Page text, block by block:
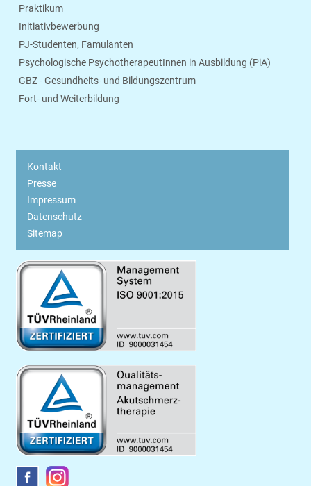
Praktikum
Initiativbewerbung
PJ-Studenten, Famulanten
Psychologische PsychotherapeutInnen in Ausbildung (PiA)
GBZ - Gesundheits- und Bildungszentrum
Fort- und Weiterbildung
Kontakt
Presse
Impressum
Datenschutz
Sitemap